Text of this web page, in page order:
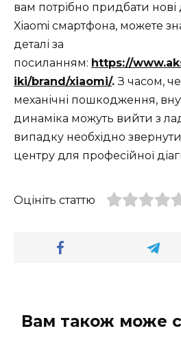
вам потрібно придбати
Xiaomi смартфона, можете
деталі за
посиланням: https://
iki/brand/xiaomi/.З часом,
механічні пошкодження,
динаміка можуть вийти з
випадку необхідно
центру для професійної
Оцініть статтю
Вам також може